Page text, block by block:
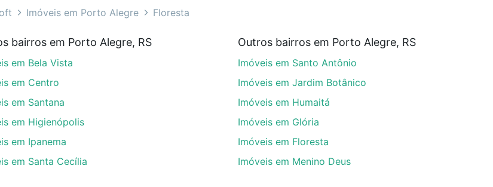
Porto Alegre, RS?
à venda em Floresta, Porto Alegre, RS que custam a partir de R$ 0 e com nossas opções de
Se ainda tem alguma dúvida dos custos envolvidos no processo de compra, veja em nosso
para comprar o imóvel dos seus sonhos com segurança e conforto. Loft, com você até as chaves.
Imóveis em Porto Alegre Floresta
bairros em Porto Alegre, RS
em Bela Vista
em Centro
em Santana
em Higienópolis
em Ipanema
em Santa Cecília
Outros bairros em Porto Alegre, RS
Imóveis em Santo Antônio
Imóveis em Jardim Botânico
Imóveis em Humaitá
Imóveis em Glória
Imóveis em Floresta
Imóveis em Menino Deus